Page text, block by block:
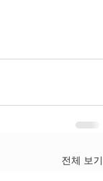
전체 보기